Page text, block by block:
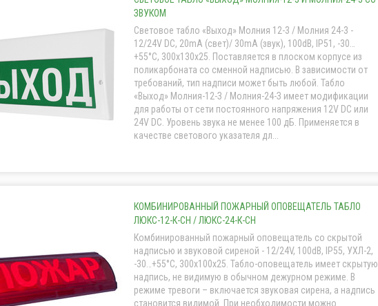
ЗВУКОМ
Световое табло «Выход» Молния 12-3 / Молния 24-3 -
12/24V DC, 20mA (свет)/ 30mA (звук), 100dB, IP51, -30…
+55°С, 300x130x25. Поставляется в плоском корпусе из
поликарбоната со сменной надписью. В зависимости от
требований, тип надписи может быть любой. Табло
«Выход» Молния-12-З / Молния-24-З имеет модификации
для работы от сети постоянного напряжения 12V DC или
24V DC. Уровень звука не менее 100 дБ. Применяется в
качестве светового указателя дл...
КОМБИНИРОВАННЫЙ ПОЖАРНЫЙ ОПОВЕЩАТЕЛЬ ТАБЛО
ЛЮКС-12-К-СН / ЛЮКС-24-К-СН
Комбинированный пожарный оповещатель со скрытой
надписью и звуковой сиреной - 12/24V, 100dB, IP55, УХЛ-2,
-30…+55°С, 300x100x25. Табло-оповещатель имеет скрытую
надпись, не видимую в обычном дежурном режиме. В
режиме тревоги – включается звуковая сирена, а надпись
становится видимой. При необходимости можно